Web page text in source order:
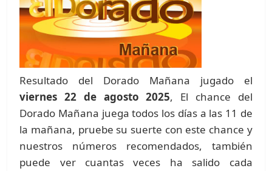
Resultado del Dorado Mañana jugado el
viernes 22 de agosto 2025, El chance del
Dorado Mañana juega todos los días a las 11 de
la mañana, pruebe su suerte con este chance y
nuestros números recomendados, también
puede ver cuantas veces ha salido cada